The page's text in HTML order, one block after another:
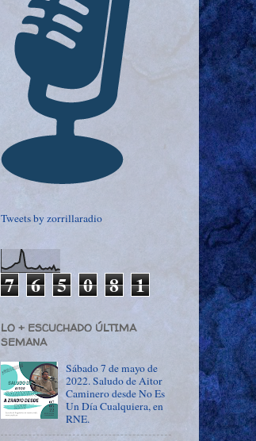
Tweets by zorrillaradio
7 6 5 0 8 1
LO + ESCUCHADO ÚLTIMA
SEMANA
Sábado 7 de mayo de
2022. Saludo de Aitor
Caminero desde No Es
Un Día Cualquiera, en
RNE.